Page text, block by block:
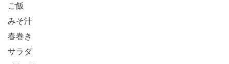
ご飯
みそ汁
春巻き
サラダ